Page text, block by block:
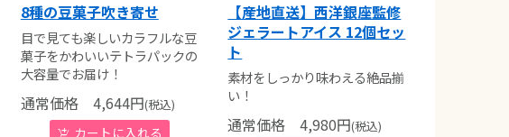
8種の豆菓子吹き寄せ
目で見ても楽しいカラフルな豆
菓子をかわいいテトラパックの
大容量でお届け！
通常価格4,644円(税込)
【産地直送】西洋銀座監修
ジェラートアイス 12個セッ
ト
素材をしっかり味わえる絶品揃
い！
通常価格 4,980円(税込)